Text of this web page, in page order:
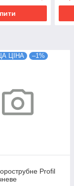
ЦІНА –1%
Profil